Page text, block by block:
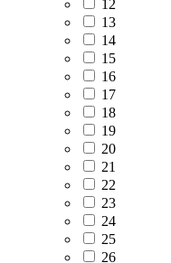
12
13
14
15
16
17
18
19
20
21
22
23
24
25
26